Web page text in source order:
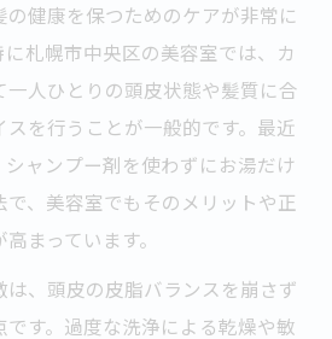
健康を保つためのケアが非常に
札幌市中央区の美容室では、カ
一人ひとりの頭皮状態や髪質に合
を行うことが一般的です。最近
ャンプー剤を使わずにお湯だけ
、美容室でもそのメリットや正
まっています。
、頭皮の皮脂バランスを崩さず
す。過度な洗浄による乾燥や敏